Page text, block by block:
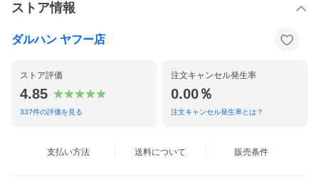
佐川急便(通常商品)
※出荷が完了した際にはメールにてご連絡いたします。
※当ストアは海外への配送は行っておりません（日本国内の配送
のみとなります）。
※下記の地域の方は追加料金を頂戴しております。何卒ご理解の
ストア情報
ダルハン ヤフー店
ストア評価
4.85
337件の評価を見る
注文キャンセル発生率
0.00％
注文キャンセル発生率とは？
支払い方法 送料について 販売条件